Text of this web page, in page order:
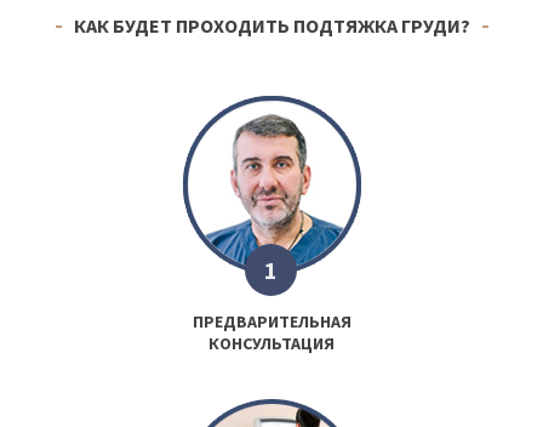
КАК БУДЕТ ПРОХОДИТЬ ПОДТЯЖКА ГРУДИ?
1
ПРЕДВАРИТЕЛЬНАЯ
КОНСУЛЬТАЦИЯ